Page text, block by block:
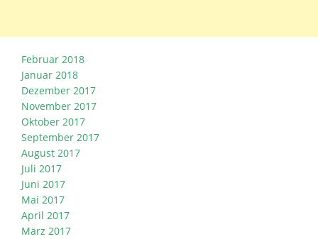
Februar 2018
Januar 2018
Dezember 2017
November 2017
Oktober 2017
September 2017
August 2017
Juli 2017
Juni 2017
Mai 2017
April 2017
März 2017